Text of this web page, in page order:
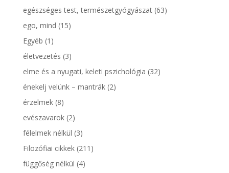
egészséges test, természetgyógyászat(63)
ego, mind (15)
Egyéb (1)
életvezetés (3)
elme és a nyugati, keleti pszichológia (32)
énekelj velünk – mantrák(2)
érzelmek(8)
evészavarok(2)
félelmek nélkül (3)
Filozófiai cikkek(211)
függőség nélkül (4)